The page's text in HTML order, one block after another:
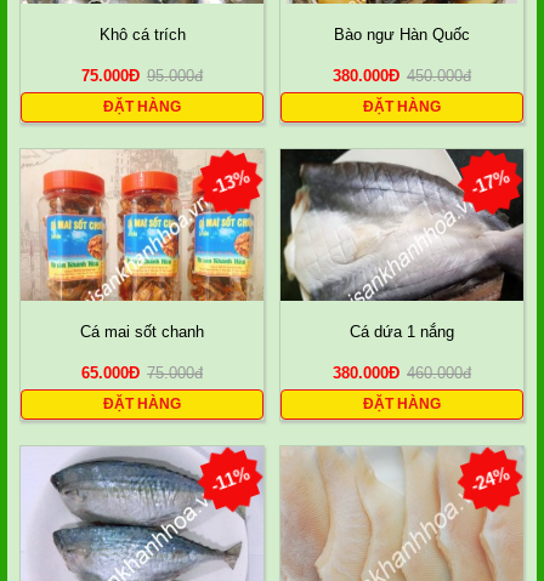
Khô cá trích
75.000Đ 95.000đ
ĐẶT HÀNG
Bào ngư Hàn Quốc
380.000Đ 450.000đ
ĐẶT HÀNG
-13%
Cá mai sốt chanh
65.000Đ 75.000đ
ĐẶT HÀNG
-17%
Cá dứa 1 nắng
380.000Đ 460.000đ
ĐẶT HÀNG
-11% -24%